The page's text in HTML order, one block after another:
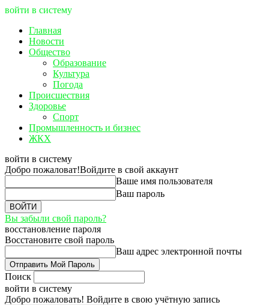
войти в систему
Главная
Новости
Общество
Образование
Культура
Погода
Происшествия
Здоровье
Спорт
Промышленность и бизнес
ЖКХ
войти в систему
Добро пожаловат!Войдите в свой аккаунт
Ваше имя пользователя
Ваш пароль
Вы забыли свой пароль?
восстановление пароля
Восстановите свой пароль
Ваш адрес электронной почты
Поиск
войти в систему
Добро пожаловать! Войдите в свою учётную запись